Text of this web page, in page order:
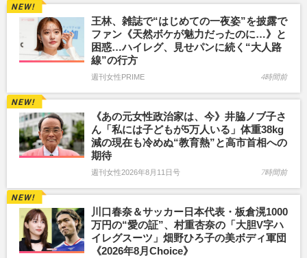
王林、雑誌で“はじめての一夜姿”を披露で
ファン《天然ボケが魅力だったのに…》と
困惑…ハイレグ、見せパンに続く“大人路
線”の行方
週刊女性PRIME 4時間前
《あの元女性政治家は、今》井脇ノブ子さ
ん「私には子どもが5万人いる」体重38kg
減の現在も冷めぬ“教育熱”と高市首相への
期待
週刊女性2026年8月11日号 7時間前
川口春奈＆サッカー日本代表・板倉滉1000
万円の“愛の証”、村重杏奈の「大胆V字ハ
イレグスーツ」畑野ひろ子の美ボディ軍団
《2026年8月Choice》